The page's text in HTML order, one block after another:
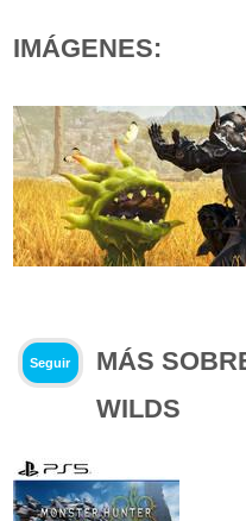
IMÁGENES:
Seguir
MÁS
WILDS